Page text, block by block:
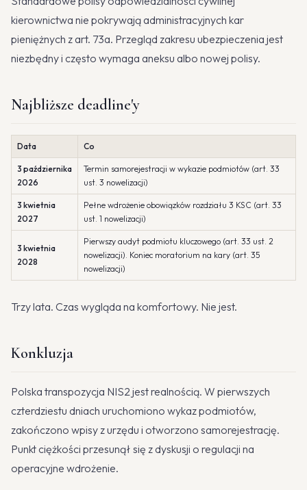
kierownictwa nie pokrywają administracyjnych kar
pieniężnych z art. 73a. Przegląd zakresu ubezpieczenia jest
niezbędny i często wymaga aneksu albo nowej polisy.
Najbliższe deadline'y
Data Co
3 października
2026
Termin samorejestracji w wykazie podmiotów (art. 33
ust. 3 nowelizacji)
3 kwietnia
2027
Pełne wdrożenie obowiązków rozdziału 3 KSC (art. 33
ust. 1 nowelizacji)
3 kwietnia
2028
Pierwszy audyt podmiotu kluczowego (art. 33 ust. 2
nowelizacji). Koniec moratorium na kary (art. 35
nowelizacji)
Trzy lata. Czas wygląda na komfortowy. Nie jest.
Konkluzja
Polska transpozycja NIS2 jest realnością. W pierwszych
czterdziestu dniach uruchomiono wykaz podmiotów,
zakończono wpisy z urzędu i otworzono samorejestrację.
Punkt ciężkości przesunął się z dyskusji o regulacji na
operacyjne wdrożenie.